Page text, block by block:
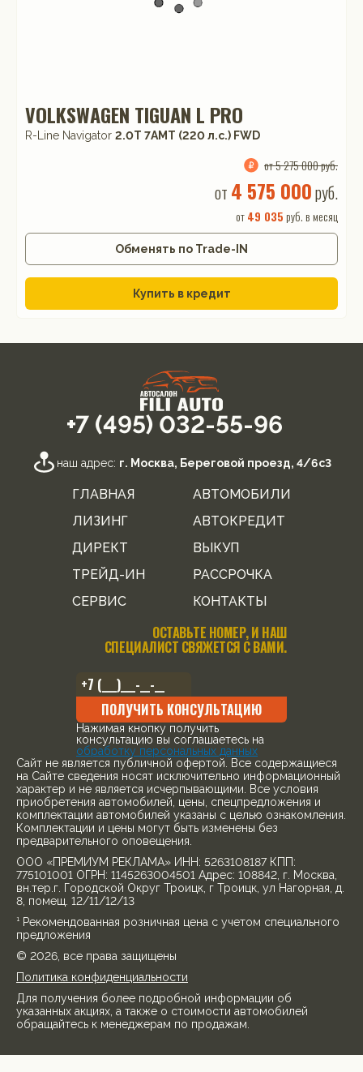
VOLKSWAGEN TIGUAN L PRO
R-Line Navigator 2.0T 7AMT (220 л.с.) FWD
от 5 275 000 руб.
от 4 575 000руб.
от49 035 руб. в месяц
Обменять по Trade-IN
Купить в кредит
+7 (495) 032-55-96
наш адрес: г. Москва, Береговой проезд, 4/6с3
ГЛАВНАЯ
АВТОМОБИЛИ
ЛИЗИНГ
АВТОКРЕДИТ
ДИРЕКТ
ВЫКУП
ТРЕЙД-ИН
РАССРОЧКА
СЕРВИС
КОНТАКТЫ
ОСТАВЬТЕ НОМЕР, И НАШ
СПЕЦИАЛИСТ СВЯЖЕТСЯ С ВАМИ.
ПОЛУЧИТЬ КОНСУЛЬТАЦИЮ
Нажимая кнопку получить
консультацию вы соглашаетесь на
обработку персональных данных
Cайт не является публичной офертой. Все содержащиеся
на Сайте сведения носят исключительно информационный
характер и не является исчерпывающими. Все условия
приобретения автомобилей, цены, спецпредложения и
комплектации автомобилей указаны с целью ознакомления.
Комплектации и цены могут быть изменены без
предварительного оповещения.
ООО «ПРЕМИУМ РЕКЛАМА» ИНН: 5263108187 КПП:
775101001 ОГРН: 1145263004501 Адрес: 108842, г. Москва,
вн.тер.г. Городской Округ Троицк, г Троицк, ул Нагорная, д.
8, помещ. 12/11/12/13
¹ Рекомендованная розничная цена с учетом специального
предложения
© 2026, все права защищены
Политика конфиденциальности
Для получения более подробной информации об
указанных акциях, а также о стоимости автомобилей
обращайтесь к менеджерам по продажам.